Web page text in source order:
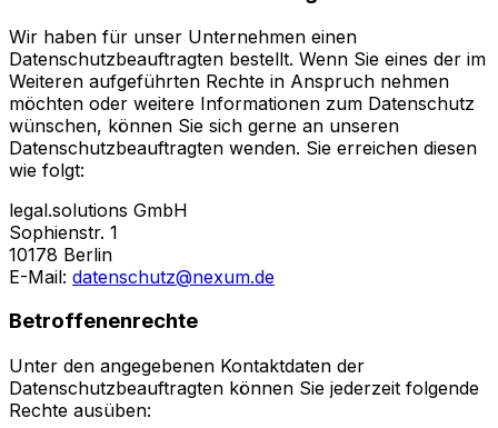
Wir haben für unser Unternehmen einen
Datenschutzbeauftragten bestellt. Wenn Sie eines der im
Weiteren aufgeführten Rechte in Anspruch nehmen
möchten oder weitere Informationen zum Datenschutz
wünschen, können Sie sich gerne an unseren
Datenschutzbeauftragten wenden. Sie erreichen diesen
wie folgt:
legal.solutions GmbH
Sophienstr. 1
10178 Berlin
E-Mail: datenschutz@nexum.de
Betroffenenrechte
Unter den angegebenen Kontaktdaten der
Datenschutzbeauftragten können Sie jederzeit folgende
Rechte ausüben: